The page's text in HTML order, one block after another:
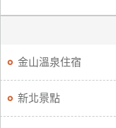
金山溫泉住宿
新北景點